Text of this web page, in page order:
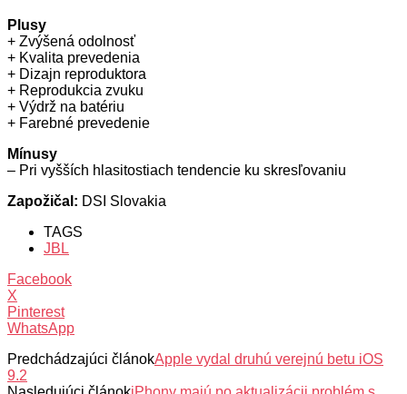
Plusy
+ Zvýšená odolnosť
+ Kvalita prevedenia
+ Dizajn reproduktora
+ Reprodukcia zvuku
+ Výdrž na batériu
+ Farebné prevedenie
Mínusy
– Pri vyšších hlasitostiach tendencie ku skresľovaniu
Zapožičal: DSI Slovakia
TAGS
JBL
Facebook
X
Pinterest
WhatsApp
Predchádzajúci článokApple vydal druhú verejnú betu iOS
9.2